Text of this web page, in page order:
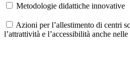
Metodologie didattiche innovative
Azioni per l’allestimento di centri
l’attrattività e l’accessibilità anche